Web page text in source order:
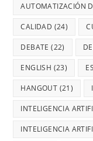
AUTOMATIZACIÓN
CALIDAD (24)
DEBATE (22)
ENGLISH (23)
HANGOUT (21)
INTELIGENCIA
INTELIGENCIA